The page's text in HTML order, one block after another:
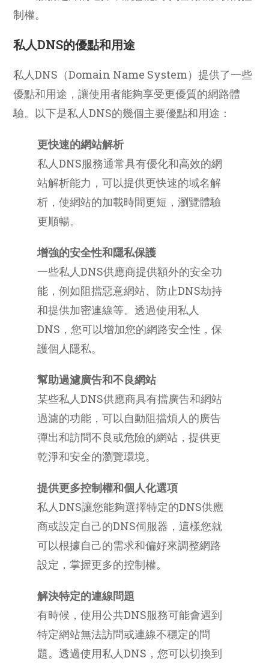
制權。
私人DNS的優點和用途
私人DNS（Domain Name System）提供了一些
優點和用途，讓使用者能夠享受更優質的網路體
驗。以下是私人DNS的幾個主要優點和用途：
更快速的網站解析
私人DNS服務通常具有優化和高效的網
站解析能力，可以提供更快速的域名解
析，使網站的加載時間更短，瀏覽體驗
更順暢。
增強的安全性和隱私保護
一些私人DNS供應商提供額外的安全功
能，例如阻擋惡意網站、防止DNS劫持
和提供加密連線等。透過使用私人
DNS，您可以增加您的網路安全性，保
護個人隱私。
幫助過濾廣告和不良網站
某些私人DNS供應商具有擋廣告和網站
過濾的功能，可以自動阻擋煩人的廣告
彈出和訪問不良或危險的網站，提供更
乾淨和安全的瀏覽環境。
提供更多控制權和個人化選項
私人DNS讓您能夠選擇特定的DNS供應
商或設定自己的DNS伺服器，這樣您就
可以根據自己的需求和偏好來調整網路
設定，掌握更多的控制權。
解決特定的連線問題
有時候，使用公共DNS服務可能會遇到
特定網站無法訪問或連線不穩定的問
題。透過使用私人DNS，您可以切換到